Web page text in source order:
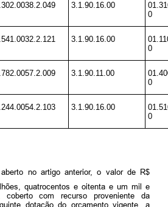
3.1.90.16.00
0
3.1.90.16.00
0
3.1.90.11.00
0
3.1.90.16.00
0
no artigo anterior, o valor de R$
quatrocentos e oitenta e um mil e
coberto com recurso proveniente da
dotação do orçamento vigente, a